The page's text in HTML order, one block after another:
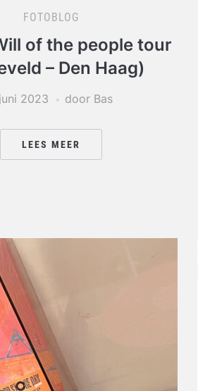
FOTOBLOG
of the people tour
– Den Haag)
2023 door Bas
LEES MEER